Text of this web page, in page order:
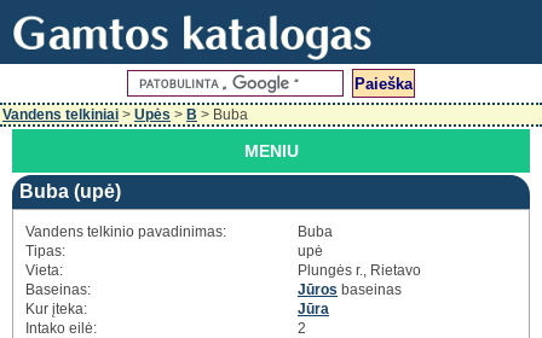
Vandens telkiniai > Upės > B > Buba
MENIU
Buba (upė)
Vandens telkinio pavadinimas:
Buba
Tipas:
upė
Vieta:
Plungės r., Rietavo
Baseinas:
Jūros baseinas
Kur įteka:
Jūra
Intako eilė:
2